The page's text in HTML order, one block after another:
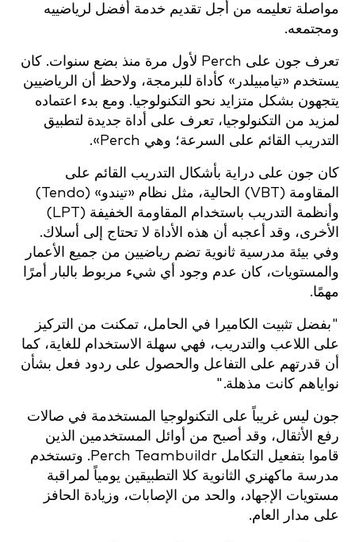
مواصلة تعليمه من أجل تقديم خدمة أفضل لرياضييه
ومجتمعه.
تعرف جون على Perch لأول مرة منذ بضع سنوات. كان
يستخدم «تيامبيلدر» كأداة للبرمجة، ولاحظ أن الرياضيين
يتجهون بشكل متزايد نحو التكنولوجيا. ومع بدء اعتماده
لمزيد من التكنولوجيا، تعرف على أداة جديدة لتطبيق
التدريب القائم على السرعة؛ وهي Perch».
كان جون على دراية بأشكال التدريب القائم على
المقاومة (VBT) الحالية، مثل نظام «تيندو» (Tendo)
وأنظمة التدريب باستخدام المقاومة الخفيفة (LPT)
الأخرى، وقد أعجبه أن هذه الأداة لا تحتاج إلى أسلاك.
وفي بيئة مدرسية ثانوية تضم رياضيين من جميع الأعمار
والمستويات، كان عدم وجود أي شيء مربوط بالبار أمرًا
مهمًا.
"بفضل تثبيت الكاميرا في الحامل، تمكنت من التركيز
على اللاعب والتدريب، فهي سهلة الاستخدام للغاية، كما
أن قدرتهم على التفاعل والحصول على ردود فعل بشأن
نواياهم كانت مذهلة."
جون ليس غريباً على التكنولوجيا المستخدمة في صالات
رفع الأثقال، وقد أصبح من أوائل المستخدمين الذين
قاموا بتفعيل التكامل Perch Teambuildr. وتستخدم
مدرسة ماكهنري الثانوية كلا التطبيقين يومياً لمراقبة
مستويات الإجهاد، والحد من الإصابات، وزيادة الحافز
على مدار العام.